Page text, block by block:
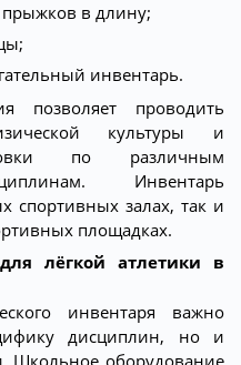
прыжков в длину;
инвентарь.
позволяет проводить
культуры и
по различным
Инвентарь
спортивных залах, так и
площадках.
лёгкой атлетики в
инвентаря важно
дисциплин, но и